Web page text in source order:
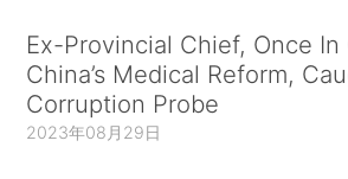
Ex-Provincial Chief, Once
China’s Medical Reform,
Corruption Probe
2023年08月29日